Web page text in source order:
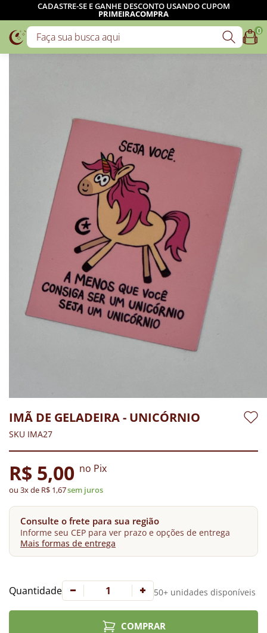
CADASTRE-SE E GANHE DESCONTO USANDO CUPOM
PRIMEIRACOMPRA
0
IMÃ DE GELADEIRA - UNICÓRNIO
SKU IMA27
R$ 5,00 no Pix
ou 3x de R$ 1,67sem juros
Consulte o frete para sua região
Informe seu CEP para ver prazo e opções de entrega
Mais formas de entrega
Quantidade 50+ unidades disponíveis
COMPRAR